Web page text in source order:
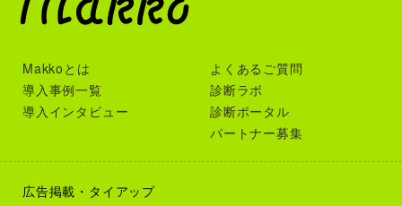
心理テストや診断コンテンツを多数企画してきた視点を活か
し、結果を読むだけでも楽しめる世界観と、自分を知るヒン
トの両方を大切にしています。
かわいいクマの赤ちゃん（べびべあ）タイプを通して恋愛傾
向を知れるため、堅苦しい自己分析が苦手な人でも気軽に楽
相性や恋愛の強みもチェックできる
Makkoとは
導入事例一覧
導入インタビュー
よくあるご質問
診断ラボ
診断ポータル
パートナー募集
広告掲載・タイアップ